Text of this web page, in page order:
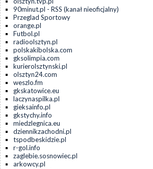
90minut.pl - RSS (kanał nieoficjalny)
Przeglad Sportowy
orange.pl
Futbol.pl
radioolsztyn.pl
polskakibolska.com
gksolimpia.com
kurierolsztynski.pl
olsztyn24.com
weszlo.fm
gkskatowice.eu
laczynaspilka.pl
gieksainfo.pl
gkstychy.info
miedzlegnica.eu
dziennikzachodni.pl
tspodbeskidzie.pl
r-gol.info
zaglebie.sosnowiec.pl
arkowcy.pl